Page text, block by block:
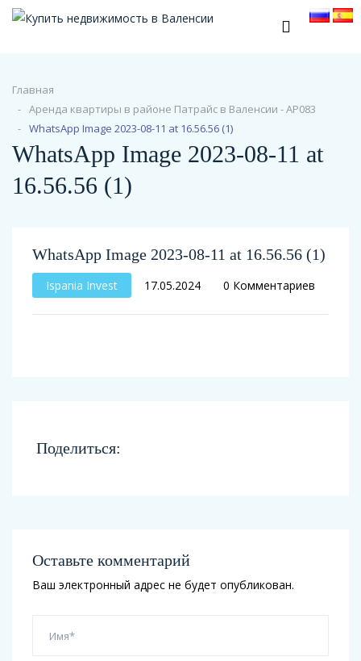
Главная
Аренда квартиры в районе Патрайс в Валенсии - АР083
WhatsApp Image 2023-08-11 at 16.56.56 (1)
WhatsApp Image 2023-08-11 at
16.56.56 (1)
WhatsApp Image 2023-08-11 at 16.56.56 (1)
Ispania Invest 17.05.2024 0 Комментариев
Поделиться:
Оставьте комментарий
Ваш электронный адрес не будет опубликован.